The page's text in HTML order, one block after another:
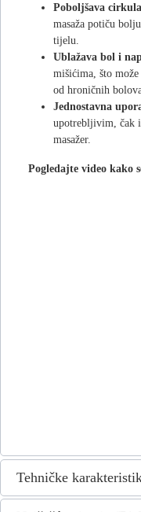
Poboljšava
masaža potiču
tijelu.
Ublažava bol i
mišićima, što
od hroničnih
Jednostavna
upotrebljivim, čak
masažer.
Pogledajte video kako
Tehničke